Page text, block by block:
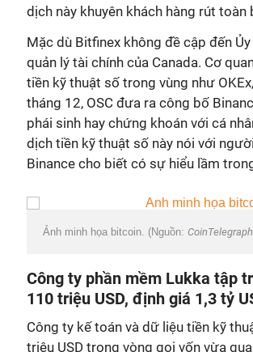
dịch này khuyên khách hàng rút
Mặc dù Bitfinex không đề cập đến
quản lý tài chính của Canada. Cơ
tiền kỹ thuật số trong vùng như
tháng 12, OSC đưa ra công bố
phái sinh hay chứng khoán với cá
dịch tiền kỹ thuật số này nói với
Binance cho biết có sự hiểu lầm
Ảnh minh họa bitcoin. (Nguồn: CoinTelegraph
Công ty phần mềm Lukka tập
110 triệu USD, định giá 1,3 tỷ
Công ty kế toán và dữ liệu tiền kỹ
triệu USD trong vòng gọi vốn vừa